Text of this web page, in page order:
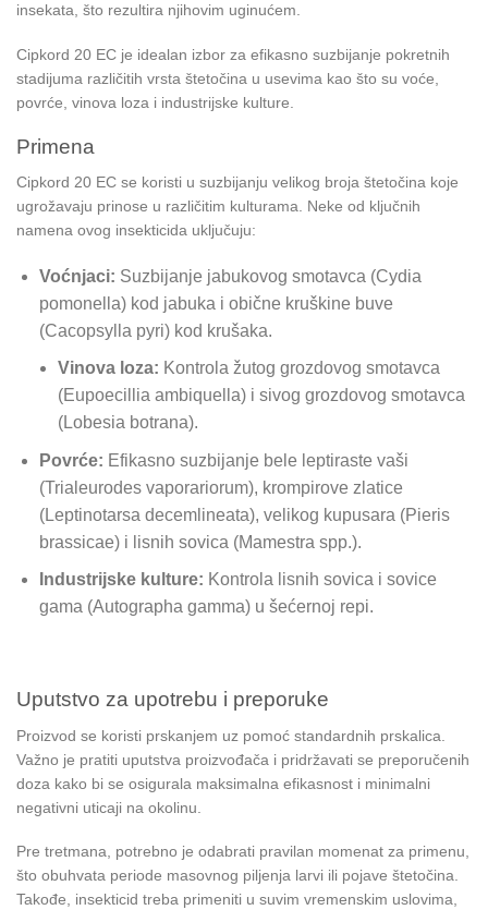
insekata, što rezultira njihovim uginućem.
Cipkord 20 EC je idealan izbor za efikasno suzbijanje pokretnih
stadijuma različitih vrsta štetočina u usevima kao što su voće,
povrće, vinova loza i industrijske kulture.
Primena
Cipkord 20 EC se koristi u suzbijanju velikog broja štetočina koje
ugrožavaju prinose u različitim kulturama. Neke od ključnih
namena ovog insekticida uključuju:
Voćnjaci: Suzbijanje jabukovog smotavca (Cydia
pomonella) kod jabuka i obične kruškine buve
(Cacopsylla pyri) kod krušaka.
Vinova loza: Kontrola žutog grozdovog smotavca
(Eupoecillia ambiquella) i sivog grozdovog smotavca
(Lobesia botrana).
Povrće: Efikasno suzbijanje bele leptiraste vaši
(Trialeurodes vaporariorum), krompirove zlatice
(Leptinotarsa decemlineata), velikog kupusara (Pieris
brassicae) i lisnih sovica (Mamestra spp.).
Industrijske kulture: Kontrola lisnih sovica i sovice
gama (Autographa gamma) u šećernoj repi.
Uputstvo za upotrebu i preporuke
Proizvod se koristi prskanjem uz pomoć standardnih prskalica.
Važno je pratiti uputstva proizvođača i pridržavati se preporučenih
doza kako bi se osigurala maksimalna efikasnost i minimalni
negativni uticaji na okolinu.
Pre tretmana, potrebno je odabrati pravilan momenat za primenu,
što obuhvata periode masovnog piljenja larvi ili pojave štetočina.
Takođe, insekticid treba primeniti u suvim vremenskim uslovima,